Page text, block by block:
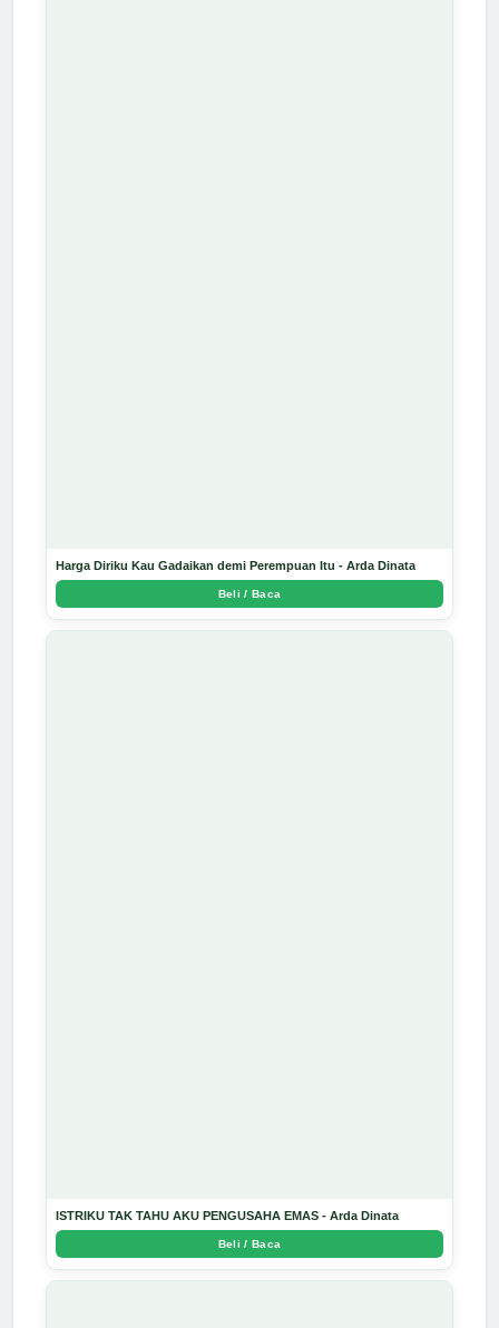
Harga Diriku Kau Gadaikan demi Perempuan Itu - Arda Dinata
Beli / Baca
ISTRIKU TAK TAHU AKU PENGUSAHA EMAS - Arda Dinata
Beli / Baca